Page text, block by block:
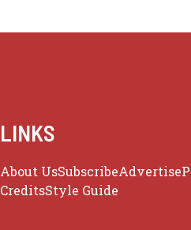
LINKS
About UsSubscribeAdvertise
CreditsStyle Guide